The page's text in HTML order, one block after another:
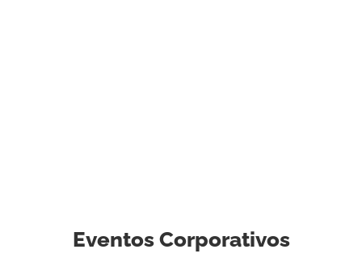
Eventos Corporativos